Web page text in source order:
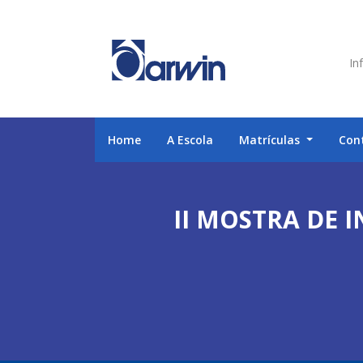
Home A Escola Matrículas
II MOSTRA DE